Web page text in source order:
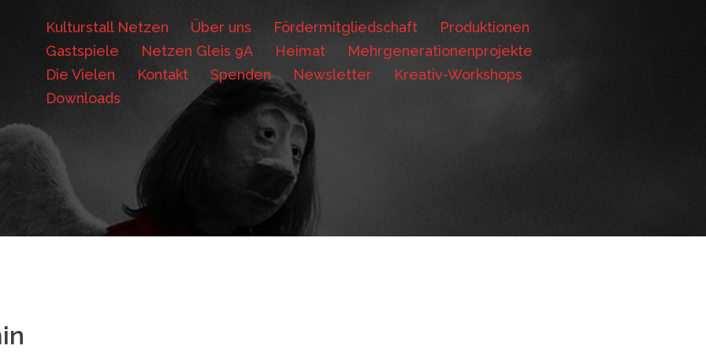
Kulturstall Netzen Über uns Fördermitgliedschaft
Produktionen
Gastspiele
Netzen Gleis 9A Heimat
Mehrgenerationenprojekte
Die Vielen
Kontakt Spenden Newsletter
Kreativ-Workshops
Downloads